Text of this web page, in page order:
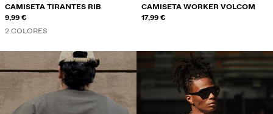
CAMISETA TIRANTES RIB
9,99 €
2 COLORES
CAMISETA WORKER VOLCOM
17,99 €